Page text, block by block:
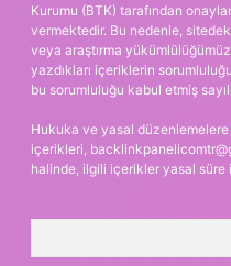
Kurumu (BTK) tarafından
vermektedir. Bu nedenle,
veya araştırma
yazdıkları içeriklerin
bu sorumluluğu kabul etmiş
Hukuka ve yasal düzenlemelere
içerikleri,
halinde, ilgili içerikler yasal süre